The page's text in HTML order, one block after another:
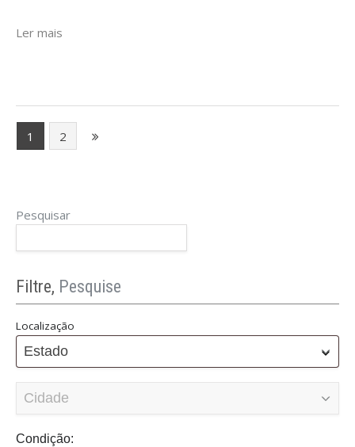
Ler mais
1 2
Pesquisar
Filtre, Pesquise
Localização
Estado
Condição: